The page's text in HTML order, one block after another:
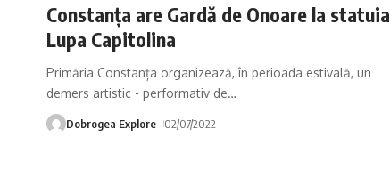
Constanţa are Gardă de Onoare la statuia
Lupa Capitolina
Primăria Constanța organizează, în perioada estivală, un
demers artistic - performativ de…
Dobrogea Explore 02/07/2022